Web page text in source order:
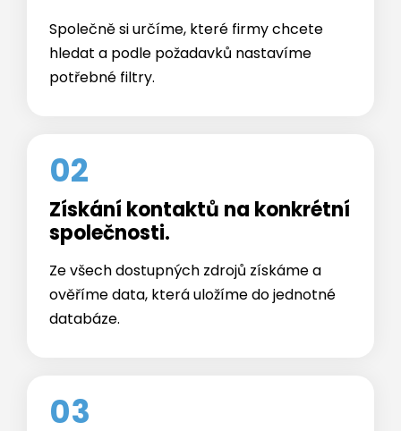
Vytvoření požadovaných
filtrů dle zadání klienta.
Společně si určíme, které firmy chcete
02
Získání kontaktů na konkrétní
společnosti.
Ze všech dostupných zdrojů získáme a